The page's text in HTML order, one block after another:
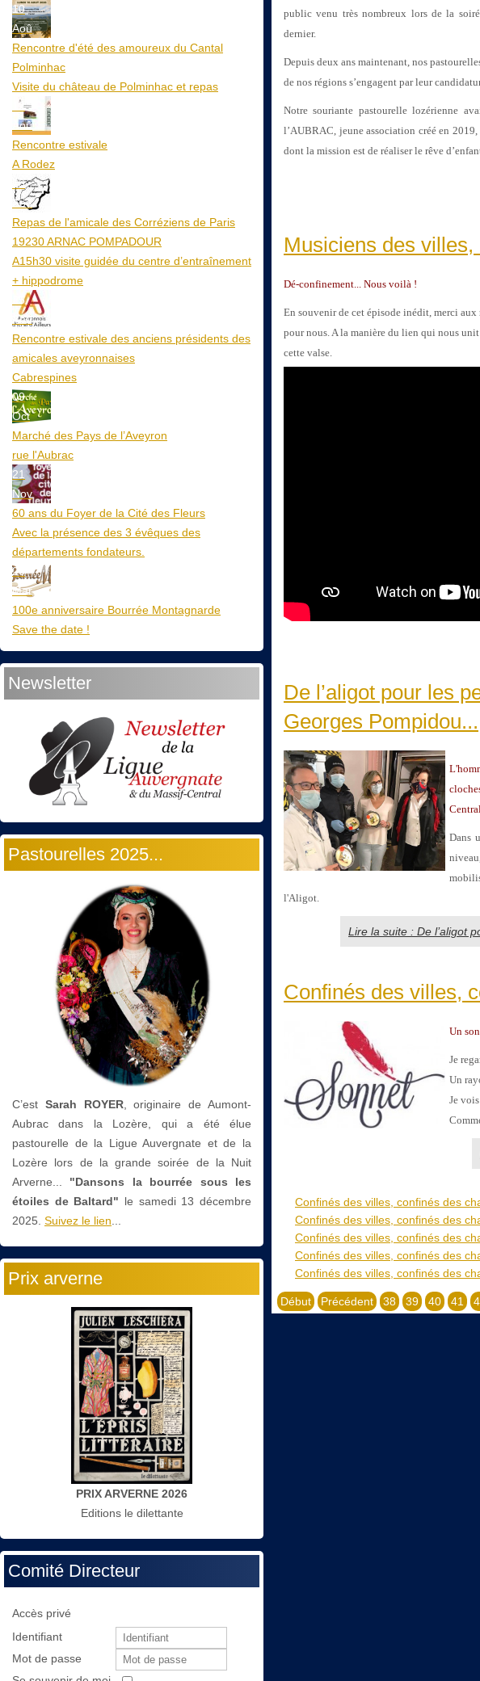
10
Aoû
Rencontre d'été des amoureux du Cantal
Polminhac
Visite du château de Polminhac et repas
12
Aoû
Rencontre estivale
A Rodez
23
Aoû
Repas de l'amicale des Corréziens de Paris
19230 ARNAC POMPADOUR
A15h30 visite guidée du centre d’entraînement
+ hippodrome
25
Aoû
Rencontre estivale des anciens présidents des
amicales aveyronnaises
Cabrespines
09
Oct
Marché des Pays de l’Aveyron
rue l'Aubrac
21
Nov
60 ans du Foyer de la Cité des Fleurs
Avec la présence des 3 évêques des
départements fondateurs.
20
Mar
100e anniversaire Bourrée Montagnarde
Save the date !
Newsletter
Pastourelles 2025...
C’est Sarah ROYER, originaire de Aumont-
Aubrac dans la Lozère, qui a été élue
pastourelle de la Ligue Auvergnate et de la
Lozère lors de la grande soirée de la Nuit
Arverne...
"Dansons la bourrée sous les
étoiles de Baltard" le samedi 13 décembre
2025. Suivez le lien
Prix arverne
PRIX ARVERNE 2026
Editions le dilettante
Comité Directeur
Accès privé
Identifiant
Mot de passe
public venu très nombreux lors de la
dernier.
Depuis deux ans maintenant, nos
de nos régions s’engagent par leur
Notre souriante pastourelle lozérienne
l’AUBRAC, jeune association créé en
dont la mission est de réaliser le rêve
Musiciens des
Dé-confinement... Nous voilà !
En souvenir de cet épisode inédit, merci aux
pour nous. A la manière du lien qui nous
cette valse.
De l’aligot pour les
Georges Pompidou...
Dans
l'Aligot.
Lire la suite : De l’aligot
Confinés des villes,
Un
Je
Un
Je
Confinés des villes, confinés des
Confinés des villes, confinés des
Confinés des villes, confinés des
Confinés des villes, confinés des
Confinés des villes, confinés des
Début Précédent 38 39 40 41